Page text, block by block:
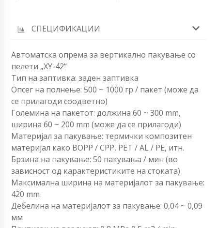
СПЕЦИФИКАЦИИ
Автоматска опрема за вертикално пакување со
пелети „XY-42“
Тип на заптивка: заден заптивка
Опсег на полнење: 500 ~ 1000 гр / пакет (може да
се прилагоди соодветно)
Големина на пакетот: должина 60 ~ 300 mm,
ширина 60 ~ 200 mm (може да се прилагоди)
Материјал за пакување: термички композитен
материјал како BOPP / CPP, PET / AL / PE, итн.
Брзина на пакување: 50 пакувања / мин (во
зависност од карактеристиките на стоката)
Максимална ширина на материјалот за пакување:
420 mm
Дебелина на материјалот за пакување: 0,04 ~ 0,09
мм